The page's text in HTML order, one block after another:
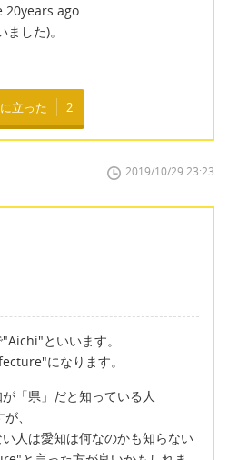
ago.
した)。
立った 2
2019/10/29 23:23
といいます。
になります。
「県」だと知っている人
、
人は愛知は何なのかも知らない